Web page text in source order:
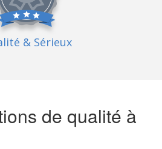
& Sérieux
de qualité à